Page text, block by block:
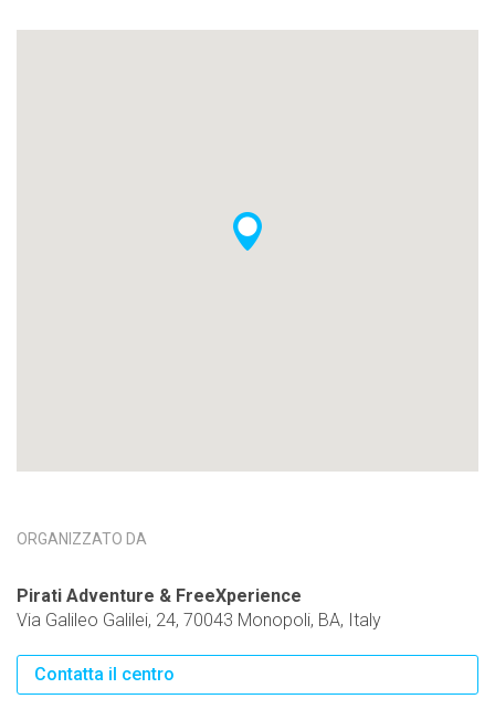
ORGANIZZATO DA
Pirati Adventure & FreeXperience
Via Galileo Galilei, 24, 70043 Monopoli, BA, Italy
Contatta il centro